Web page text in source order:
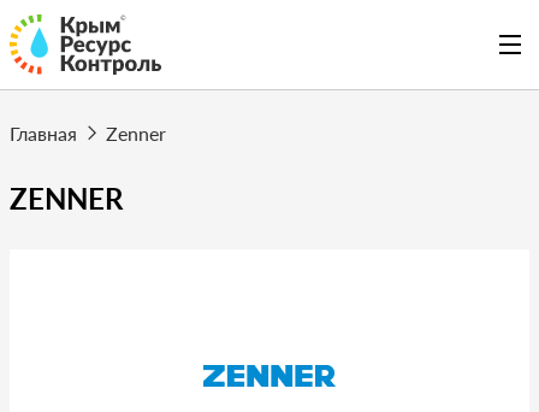
Главная Zenner
ZENNER